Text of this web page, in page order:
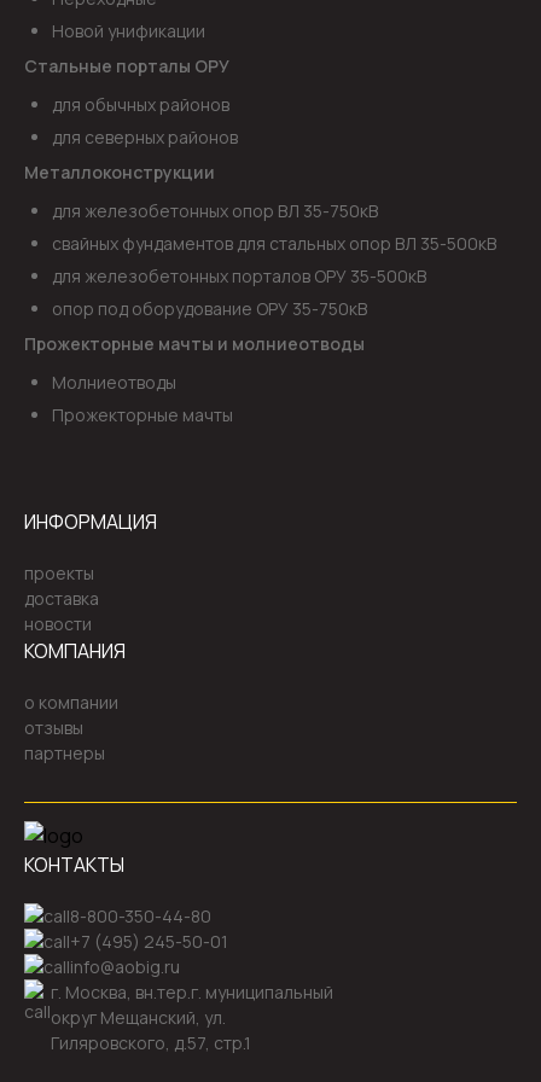
Новой унификации
Стальные порталы ОРУ
для обычных районов
для северных районов
Прожекторные мачты и молниеотводы
Молниеотводы
Прожекторные мачты
Металлоконструкции
для железобетонных опор ВЛ 35-750кВ
свайных фундаментов для стальных опор ВЛ 35-500кВ
для железобетонных порталов ОРУ 35-500кВ
опор под оборудование ОРУ 35-750кВ
ИНФОРМАЦИЯ
проекты
доставка
новости
КОМПАНИЯ
о компании
отзывы
партнеры
КОНТАКТЫ
8-800-350-44-80
+7 (495) 245-50-01
info@aobig.ru
г. Москва, вн.тер.г. муниципальный
округ Мещанский, ул.
Гиляровского, д.57, стр.1